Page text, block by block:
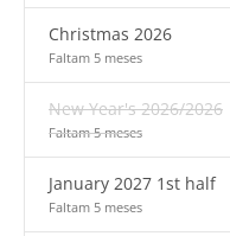
Christmas 2026
Faltam 5 meses
New Year's 2026/2026
Faltam 5 meses
January 2027 1st half
Faltam 5 meses